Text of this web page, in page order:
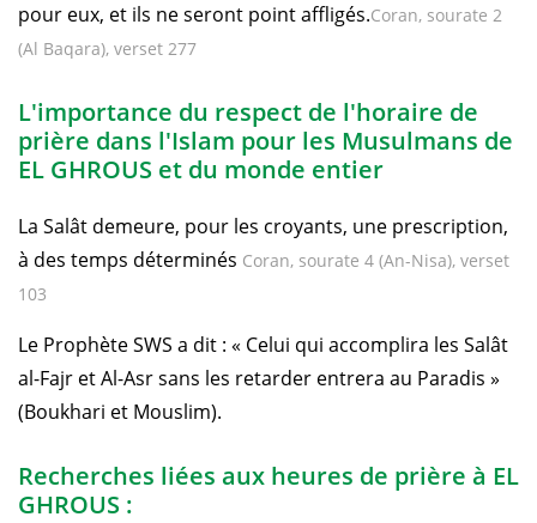
pour eux, et ils ne seront point affligés.Coran, sourate 2
(Al Baqara), verset 277
L'importance du respect de l'horaire de
prière dans l'Islam pour les Musulmans de
EL GHROUS et du monde entier
La Salât demeure, pour les croyants, une prescription,
à des temps déterminés Coran, sourate 4 (An-Nisa), verset
103
Le Prophète SWS a dit : « Celui qui accomplira les Salât
al-Fajr et Al-Asr sans les retarder entrera au Paradis »
(Boukhari et Mouslim).
Recherches liées aux heures de prière à EL
GHROUS :